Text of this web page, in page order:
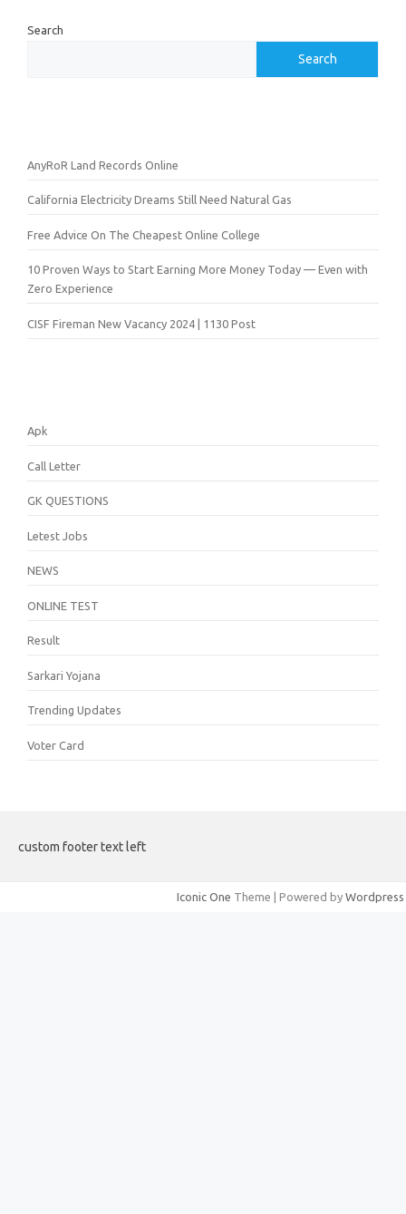
Search
Search
AnyRoR Land Records Online
California Electricity Dreams Still Need Natural Gas
Free Advice On The Cheapest Online College
10 Proven Ways to Start Earning More Money Today — Even with
Zero Experience
CISF Fireman New Vacancy 2024 | 1130 Post
Apk
Call Letter
GK QUESTIONS
Letest Jobs
NEWS
ONLINE TEST
Result
Sarkari Yojana
Trending Updates
Voter Card
custom footer text left
Iconic One Theme | Powered by Wordpress